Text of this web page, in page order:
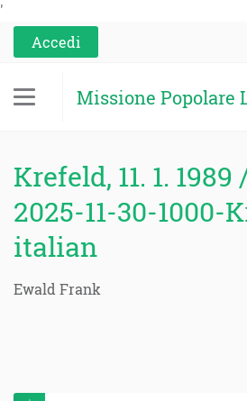
'
Accedi
Missione Popolare
Krefeld, 11. 1. 1989
2025-11-30-1000-
italian
Ewald Frank